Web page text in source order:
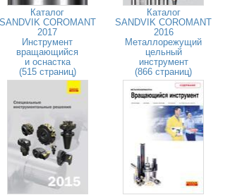
Каталог
SANDVIK COROMANT
2017
Инструмент
вращающийся
и оснастка
(515 страниц)
Каталог
SANDVIK COROMANT
2016
Металлорежущий
цельный
инструмент
(866 страниц)